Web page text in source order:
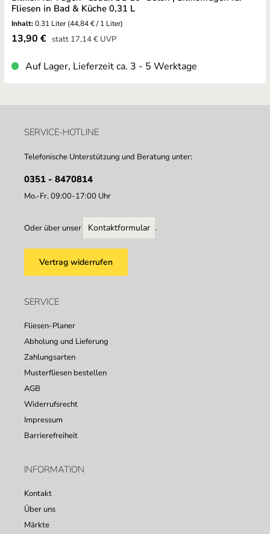
Fliesen in Bad & Küche 0,31 L
Inhalt:0.31 Liter(44,84 € / 1 Liter)
Verkaufspreis:
13,90 € statt Regulärer Preis:
17,14 €UVP
Auf Lager, Lieferzeit ca. 3 - 5 Werktage
SERVICE-HOTLINE
Telefonische Unterstützung und Beratung unter:
0351 - 8470814
Mo.-Fr. 09:00-17:00 Uhr
Oder über unser Kontaktformular .
Vertrag widerrufen
SERVICE
Fliesen-Planer
Abholung und Lieferung
Zahlungsarten
Musterfliesen bestellen
AGB
Widerrufsrecht
Impressum
Barrierefreiheit
INFORMATION
Kontakt
Über uns
Märkte